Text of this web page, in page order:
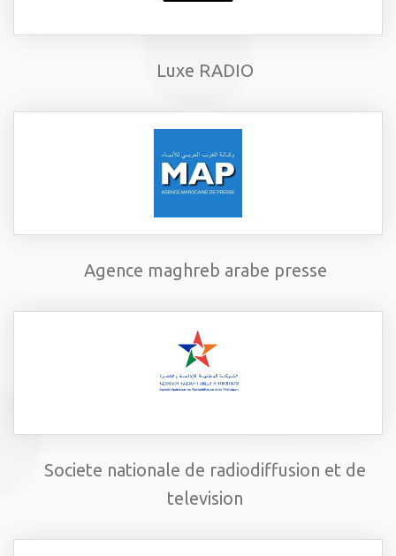
Luxe RADIO
Agence maghreb arabe presse
Societe nationale de radiodiffusion et de
television